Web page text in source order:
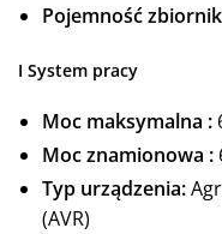
Pojemność
I System pracy
Moc maksymalna :
Moc znamionowa :
Typ urządzenia:
(AVR)